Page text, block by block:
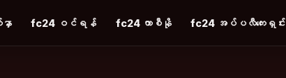
ာ fc24 ဝင်ရန် fc24 ကာစီနို fc24 အပ်ပလီကေးရှင်း